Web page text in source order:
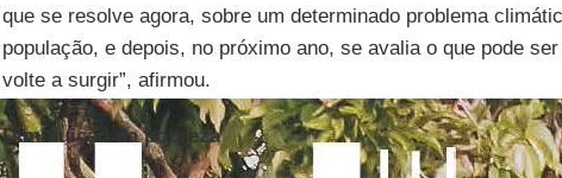
que se resolve agora, sobre um determinado problema
população, e depois, no próximo ano, se avalia o que pode
volte a surgir”, afirmou.
Diminuição da pobreza